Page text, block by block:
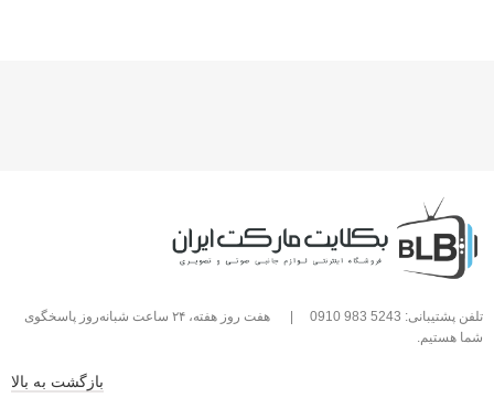
تلفن پشتیبانی: 5243 983 0910
هفت روز هفته، ۲۴ ساعت شبانه‌روز پاسخگوی
شما هستیم.
بازگشت به بالا